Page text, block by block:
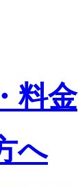
料金
へ